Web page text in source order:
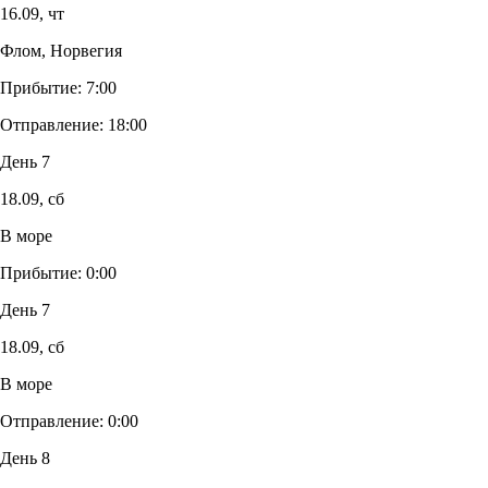
16.09, чт
Флом, Норвегия
Прибытие: 7:00
Отправление: 18:00
День 7
18.09, сб
В море
Прибытие: 0:00
День 7
18.09, сб
В море
Отправление: 0:00
День 8